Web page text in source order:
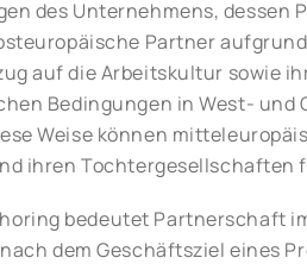
des Unternehmens, dessen
Partner
auf die Arbeitskultur sowie
Bedingungen in West-
Weise können
ihren Tochtergesellschaften
bedeutet Partnerschaft
dem Geschäftsziel eines